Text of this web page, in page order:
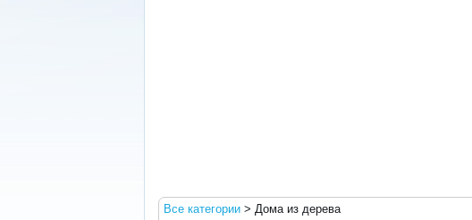
Все категории >Дома из дерева